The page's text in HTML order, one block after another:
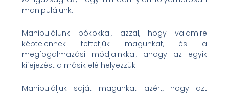
manipulálunk.
Manipulálunk bókokkal, azzal, hogy valamire
képtelennek tettetjük magunkat, és a
megfogalmazási módjainkkal, ahogy az egyik
kifejezést a másik elé helyezzük.
Manipuláljuk saját magunkat azért, hogy azt